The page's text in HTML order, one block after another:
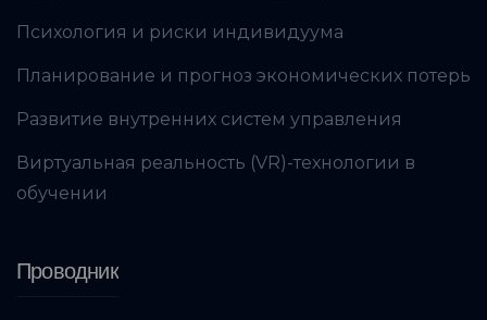
Психология и риски индивидуума
Планирование и прогноз экономических потерь
Развитие внутренних систем управления
Виртуальная реальность (VR)-технологии в
обучении
Проводник